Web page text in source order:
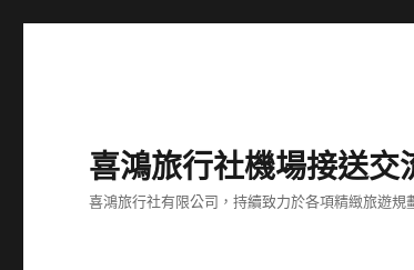
喜鴻旅行社機場接送交
喜鴻旅行社有限公司，持續致力於各項精緻旅遊